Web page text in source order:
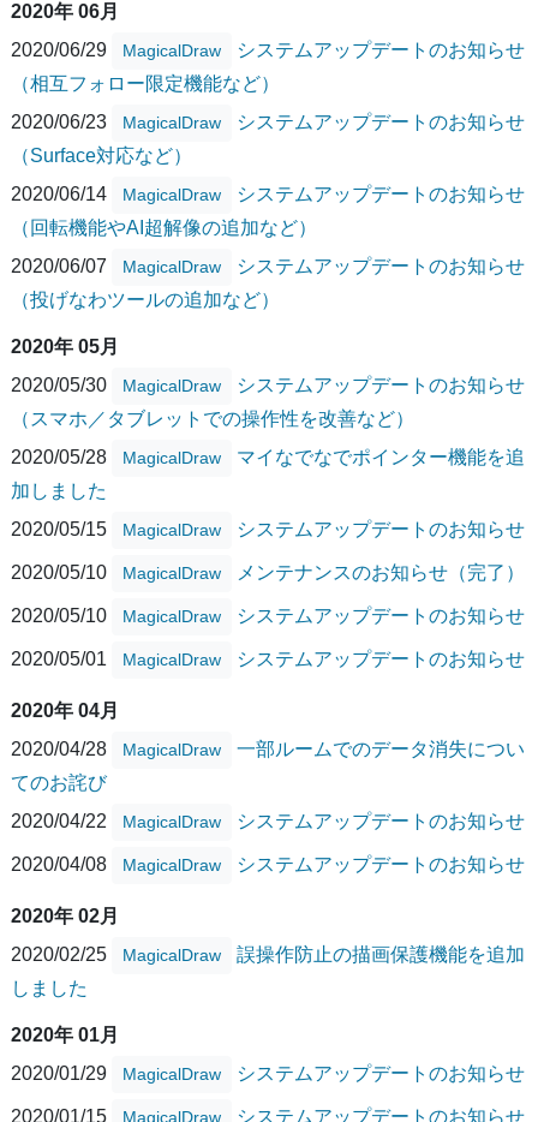
2020年 06月
2020/06/29
MagicalDraw
システムアップデートのお知らせ
（相互フォロー限定機能など）
2020/06/23
MagicalDraw
システムアップデートのお知らせ
（Surface対応など）
2020/06/14
MagicalDraw
システムアップデートのお知らせ
（回転機能やAI超解像の追加など）
2020/06/07
MagicalDraw
システムアップデートのお知らせ
（投げなわツールの追加など）
2020年 05月
2020/05/30
MagicalDraw
システムアップデートのお知らせ
（スマホ／タブレットでの操作性を改善など）
2020/05/28
MagicalDraw
マイなでなでポインター機能を追
加しました
2020/05/15
MagicalDraw システムアップデートのお知らせ
2020/05/10 MagicalDraw メンテナンスのお知らせ（完了）
2020/05/10 MagicalDraw システムアップデートのお知らせ
2020/05/01 MagicalDraw システムアップデートのお知らせ
2020年 04月
2020/04/28
MagicalDraw
一部ルームでのデータ消失につい
てのお詫び
2020/04/22
MagicalDraw システムアップデートのお知らせ
2020/04/08 MagicalDraw システムアップデートのお知らせ
2020年 02月
2020/02/25
MagicalDraw
誤操作防止の描画保護機能を追加
しました
2020年 01月
2020/01/29
MagicalDraw システムアップデートのお知らせ
2020/01/15 MagicalDraw システムアップデートのお知らせ